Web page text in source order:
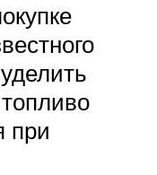
при